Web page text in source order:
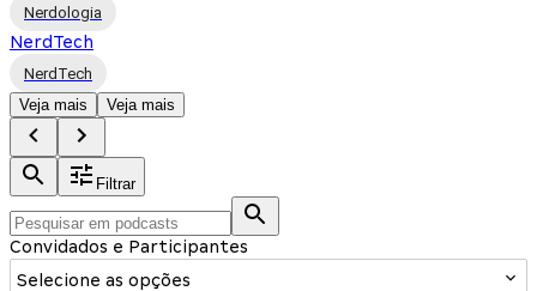
Nerdologia
NerdTech
NerdTech
Veja mais
Veja mais
Filtrar
Convidados e Participantes
Selecione as opções